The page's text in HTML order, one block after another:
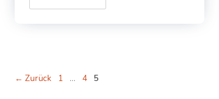
← Zurück Seite
1 … Seite
4 Seite
5